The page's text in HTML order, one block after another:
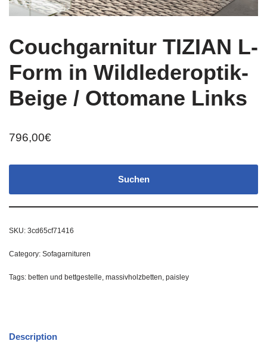
Couchgarnitur TIZIAN L-
Form in Wildlederoptik-
Beige / Ottomane Links
796,00€
Suchen
SKU: 3cd65cf71416
Category: Sofagarnituren
Tags: betten und bettgestelle, massivholzbetten, paisley
Description